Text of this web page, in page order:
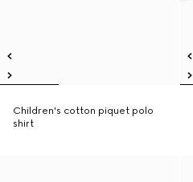
Children's cotton piquet polo
shirt